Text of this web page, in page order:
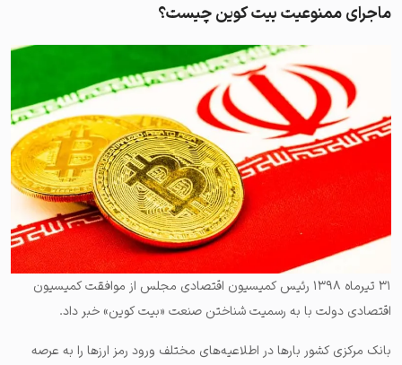
ماجرای ممنوعیت بیت کوین چیست؟
۳۱ تیر‌ماه ۱۳۹۸ رئیس کمیسیون اقتصادی مجلس از موافقت کمیسیون
اقتصادی دولت با به رسمیت شناختن صنعت «بیت کوین» خبر داد.
بانک مرکزی کشور بارها در اطلاعیه‌های مختلف ورود رمز ارزها را به عرصه